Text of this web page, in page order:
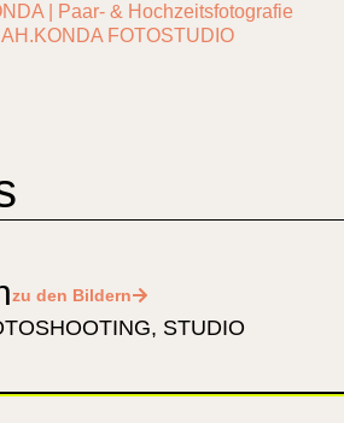
| Paar- & Hochzeitsfotografie
FOTOSTUDIO
zu den Bildern
, STUDIO